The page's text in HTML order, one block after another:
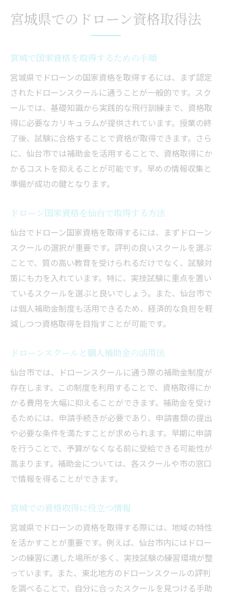
宮城県でのドローン資格取得法
宮城で国家資格を取得するための手順
宮城県でドローンの国家資格を取得するには、まず認定
されたドローンスクールに通うことが一般的です。スク
ールでは、基礎知識から実践的な飛行訓練まで、資格取
得に必要なカリキュラムが提供されています。授業の終
了後、試験に合格することで資格が取得できます。さら
に、仙台市では補助金を活用することで、資格取得にか
かるコストを抑えることが可能です。早めの情報収集と
準備が成功の鍵となります。
ドローン国家資格を仙台で取得する方法
仙台でドローン国家資格を取得するには、まずドローン
スクールの選択が重要です。評判の良いスクールを選ぶ
ことで、質の高い教育を受けられるだけでなく、試験対
策にも力を入れています。特に、実技試験に重点を置い
ているスクールを選ぶと良いでしょう。また、仙台市で
は個人補助金制度も活用できるため、経済的な負担を軽
減しつつ資格取得を目指すことが可能です。
ドローンスクールと個人補助金の活用法
仙台市では、ドローンスクールに通う際の補助金制度が
存在します。この制度を利用することで、資格取得にか
かる費用を大幅に抑えることができます。補助金を受け
るためには、申請手続きが必要であり、申請書類の提出
や必要な条件を満たすことが求められます。早期に申請
を行うことで、予算がなくなる前に受給できる可能性が
高まります。補助金については、各スクールや市の窓口
で情報を得ることができます。
宮城での資格取得に役立つ情報
宮城県でドローンの資格を取得する際には、地域の特性
を活かすことが重要です。例えば、仙台市内にはドロー
ンの練習に適した場所が多く、実技試験の練習環境が整
っています。また、東北地方のドローンスクールの評判
を調べることで、自分に合ったスクールを見つける手助